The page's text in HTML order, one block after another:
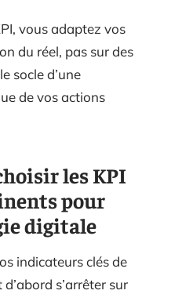
vous adaptez vos
du réel, pas sur des
socle d’une
de vos actions
les KPI
pour
digitale
indicateurs clés de
s’arrêter sur